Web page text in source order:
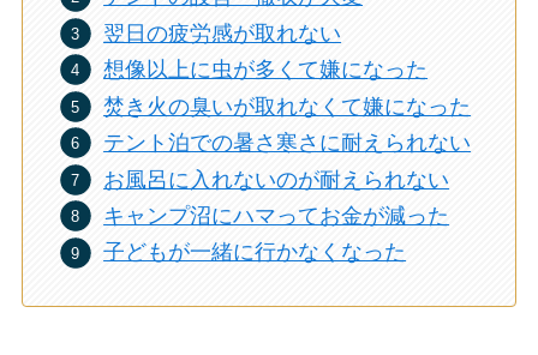
翌日の疲労感が取れない
想像以上に虫が多くて嫌になった
焚き火の臭いが取れなくて嫌になった
テント泊での暑さ寒さに耐えられない
お風呂に入れないのが耐えられない
キャンプ沼にハマってお金が減った
子どもが一緒に行かなくなった